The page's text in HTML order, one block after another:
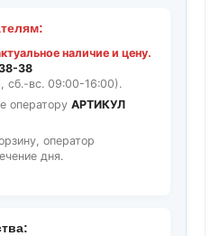
наличие и цену.
38
сб.-вс. 09:00-16:00).
оператору АРТИКУЛ
оператор
дня.